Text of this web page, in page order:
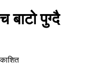
बाटो पुग्दै